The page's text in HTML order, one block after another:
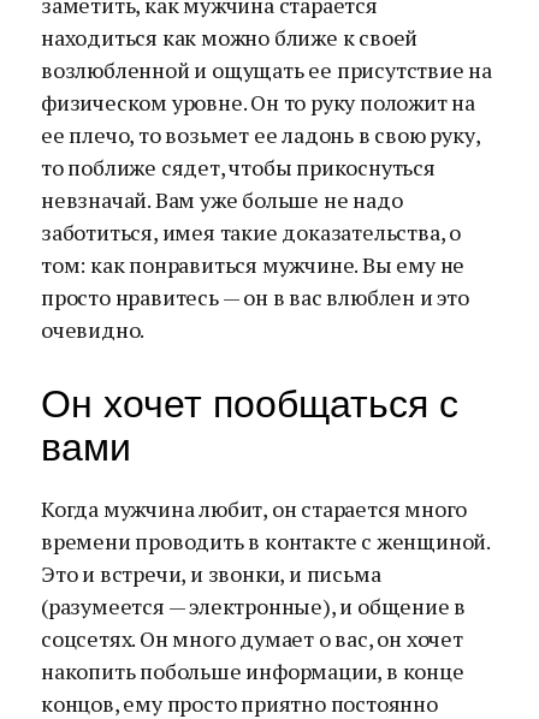
находиться как можно ближе к своей
возлюбленной и ощущать ее присутствие на
физическом уровне. Он то руку положит на
ее плечо, то возьмет ее ладонь в свою руку,
то поближе сядет, чтобы прикоснуться
невзначай. Вам уже больше не надо
заботиться, имея такие доказательства, о
том: как понравиться мужчине. Вы ему не
просто нравитесь — он в вас влюблен и это
очевидно.
Он хочет пообщаться с
вами
Когда мужчина любит, он старается много
времени проводить в контакте с женщиной.
Это и встречи, и звонки, и письма
(разумеется — электронные), и общение в
соцсетях. Он много думает о вас, он хочет
накопить побольше информации, в конце
концов, ему просто приятно постоянно